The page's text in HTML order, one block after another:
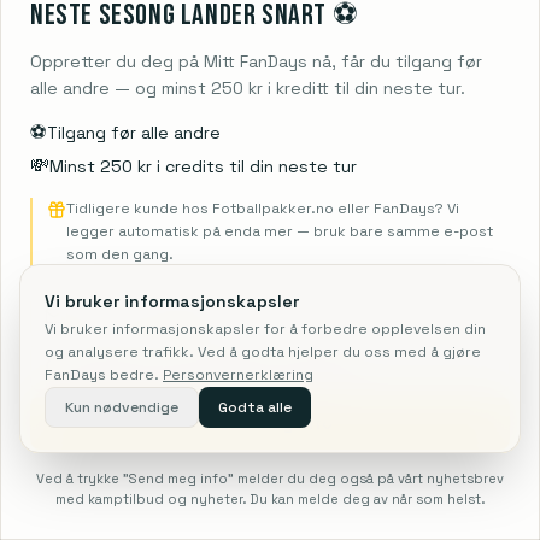
4. sep. 2026– 7. sep. 2026 3 overnattinger
Ledige plasser
FLY + BILLETT
5 678 NOK
HOTELL + BILLETT
3 809 NOK
FLY + HOTELL + BILLETT
7 154 NOK
Bologna vs Sassuolo
Ledige plasser
FLY + BILLETT
6 692 NOK 3 002 NOK 8 021 NOK
FiorentinavsTorino
4. sep. 2026– 7. sep. 2026 3 overnattinger
Ledige plasser
6 869 NOK
HOTELL + BILLETT
3 141 NOK 8 160 NOK
Neste sesong lander snart ⚽️
Oppretter du deg på Mitt FanDays nå, får du tilgang før
alle andre — og minst 250 kr i kreditt til din neste tur.
⚽️Tilgang før alle andre
💸Minst 250 kr i credits til din neste tur
Tidligere kunde hos Fotballpakker.no eller FanDays? Vi
legger automatisk på enda mer — bruk bare samme e-post
som den gang.
Send meg info
Ved å trykke "Send meg info" melder du deg også på vårt nyhetsbrev
med kamptilbud og nyheter. Du kan melde deg av når som helst.
Vi bruker informasjonskapsler
Vi bruker informasjonskapsler for å forbedre opplevelsen din
og analysere trafikk. Ved å godta hjelper du oss med å gjøre
FanDays bedre. Personvernerklæring
Kun nødvendige
Godta alle